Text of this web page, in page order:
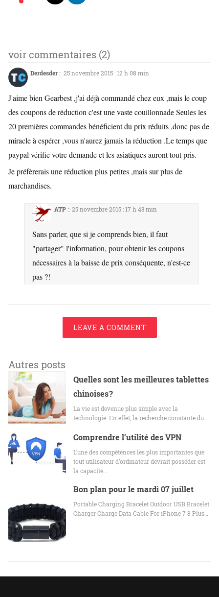
voir commentaires (2)
Derdesder :: 25 novembre 2015 : 12 h 08 min
J'aime bien Gearbest ,j'ai déjà commandé chez eux ,mais le coup
des coupons de réduction c'est une vaste couillonnade Seules les
20 premières commandes bénéficient du prix réduits ,donc pas de
miracle à espérer ,vous n'aurez jamais la réduction .Le temps que
paypal vérifie votre demande et les asiatiques auront tout pris.
Je préfèrerais une réduction plus petites ,mais sur plus de
marchandises.
ATP :: 25 novembre 2015 : 17 h 43 min
Sans parler, que si je comprends bien, il faut
"partager" l'information, pour obtenir les coupons
nécessaires à la baisse de prix conséquente, n'est-ce
pas ?!
LEAVE A COMMENT
Autres posts
Quelles sont les meilleures tablettes
chinoises ?
La vie est devenue plus simple avec la
technologie. En effet, la recherche constante du…
Comprendre l’utilité des VPN
L’une des compétences les plus importantes que
tout utilisateur d’ordinateur devrait posséder est
la capacité…
Bon plan pour le mardi 07 juillet
Portable Charging Bracelet Outdoor USB Bracelet
Charger Charge Data Cable For iPhone 7 8 Plus…